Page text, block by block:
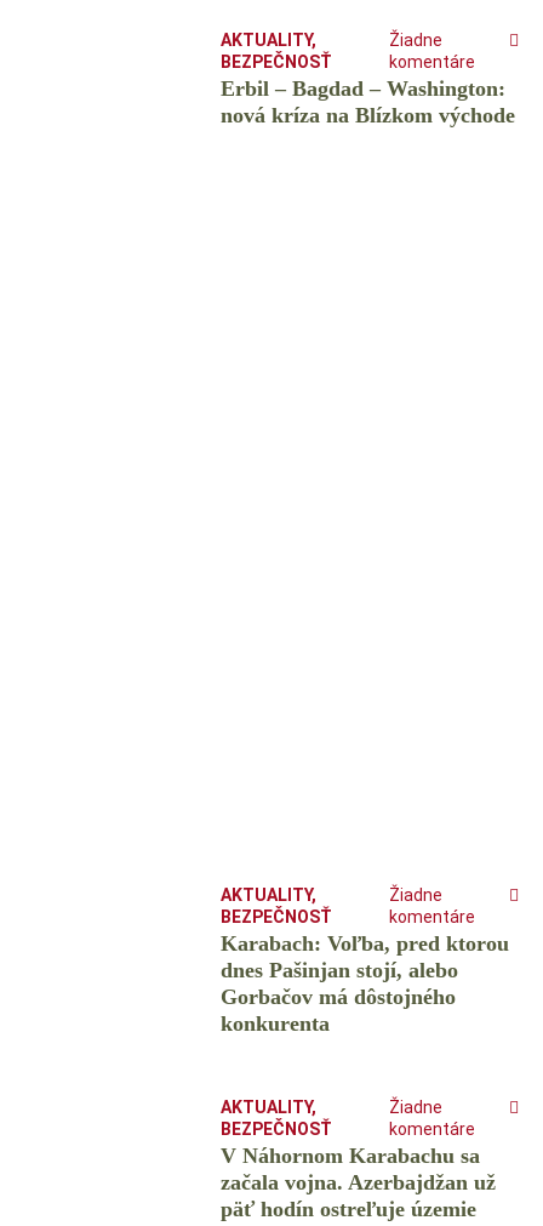
AKTUALITY,
BEZPEČNOSŤ
Žiadne
komentáre
Erbil – Bagdad – Washington:
nová kríza na Blízkom východe
AKTUALITY,
BEZPEČNOSŤ
Žiadne
komentáre
Karabach: Voľba, pred ktorou
dnes Pašinjan stojí, alebo
Gorbačov má dôstojného
konkurenta
AKTUALITY,
BEZPEČNOSŤ
Žiadne
komentáre
V Náhornom Karabachu sa
začala vojna. Azerbajdžan už
päť hodín ostreľuje územie